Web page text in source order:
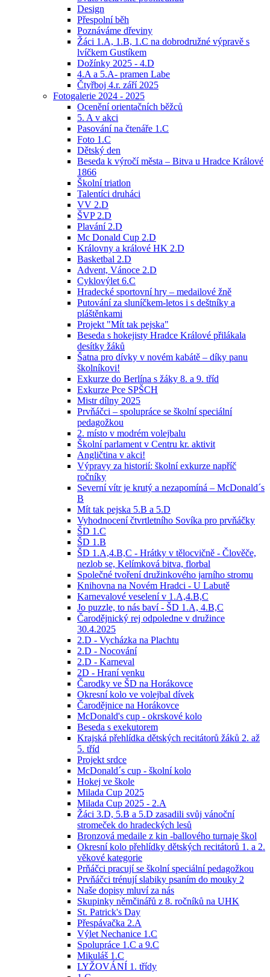
Design
Přespolní běh
Poznáváme dřeviny
Žáci 1.A, 1.B, 1.C na dobrodružné výpravě s
lvíčkem Gustíkem
Dožínky 2025 - 4.D
4.A a 5.A- pramen Labe
Čtyřboj 4.r. září 2025
Fotogalerie 2024 - 2025
Ocenění orientačních běžců
5. A v akci
Pasování na čtenáře 1.C
Foto 1.C
Dětský den
Beseda k výročí města – Bitva u Hradce Králové
1866
Školní triatlon
Talentíci druháci
VV 2.D
ŠVP 2.D
Plavání 2.D
Mc Donald Cup 2.D
Královny a králové HK 2.D
Basketbal 2.D
Advent, Vánoce 2.D
Cyklovýlet 6.C
Hradecké sportovní hry – medailové žně
Putování za sluníčkem-letos i s deštníky a
pláštěnkami
Projekt "Mít tak pejska"
Beseda s hokejisty Hradce Králové přilákala
desítky žáků
Šatna pro dívky v novém kabátě – díky panu
školníkovi!
Exkurze do Berlína s žáky 8. a 9. tříd
Exkurze Pce SPŠCH
Mistr dílny 2025
Prvňáčci – spolupráce se školní speciální
pedagožkou
2. místo v modrém volejbalu
Školní parlament v Centru kr. aktivit
Angličtina v akci!
Výpravy za historií: školní exkurze napříč
ročníky
Severní vítr je krutý a nezapomíná – McDonald´s
B
Mít tak pejska 5.B a 5.D
Vyhodnocení čtvrtletního Sovíka pro prvňáčky
ŠD 1.C
ŠD 1.B
ŠD 1.A,4.B,C - Hrátky v tělocvičně - Člověče,
nezlob se, Kelímková bitva, florbal
Společné tvoření družinkového jarního stromu
Knihovna na Novém Hradci - U Labutě
Karnevalové veselení v 1.A,4.B,C
Jo puzzle, to nás baví - ŠD 1.A, 4.B,C
Čarodějnický rej odpoledne v družince
30.4.2025
2.D - Vycházka na Plachtu
2.D - Nocování
2.D - Karneval
2D - Hraní venku
Čarodky ve ŠD na Horákovce
Okresní kolo ve volejbal dívek
Čarodějnice na Horákovce
McDonald's cup - okrskové kolo
Beseda s exekutorem
Krajská přehlídka dětských recitátorů žáků 2. až
5. tříd
Projekt srdce
McDonald´s cup - školní kolo
Hokej ve škole
Milada Cup 2025
Milada Cup 2025 - 2.A
Žáci 3.D, 5.B a 5.D zasadili svůj vánoční
stromeček do hradeckých lesů
Bronzová medaile z kin -ballového turnaje škol
Okresní kolo přehlídky dětských recitátorů 1. a 2.
věkové kategorie
Prňáčci pracují se školní speciální pedagožkou
Prvňáčci trénují slabiky psaním do mouky 2
Naše dopisy mluví za nás
Skupinky němčinářů z 8. ročníků na UHK
St. Patrick's Day
Přespávačka 2.A
Výlet Nechanice 1.C
Spolupráce 1.C a 9.C
Mikuláš 1.C
LYŽOVÁNÍ 1. třídy